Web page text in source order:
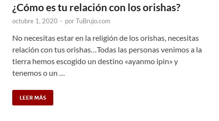
¿Cómo es tu relación con los orishas?
octubre 1, 2020 - porTuBrujo.com
No necesitas estar en la religión de los orishas, necesitas
relación con tus orishas…Todas las personas venimos a la
tierra hemos escogido un destino «ayanmo ipin» y
tenemos o un …
LEER MÁS